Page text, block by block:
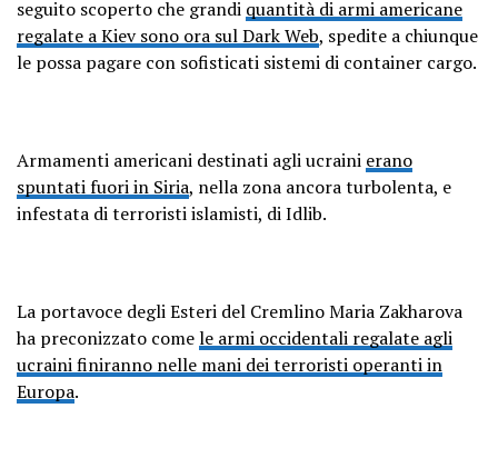
seguito scoperto che grandi quantità di armi americane
regalate a Kiev sono ora sul Dark Web, spedite a chiunque
le possa pagare con sofisticati sistemi di container cargo.
Armamenti americani destinati agli ucraini erano
spuntati fuori in Siria, nella zona ancora turbolenta, e
infestata di terroristi islamisti, di Idlib.
La portavoce degli Esteri del Cremlino Maria Zakharova
ha preconizzato comele armi occidentali regalate agli
ucraini finiranno nelle mani dei terroristi operanti in
Europa.